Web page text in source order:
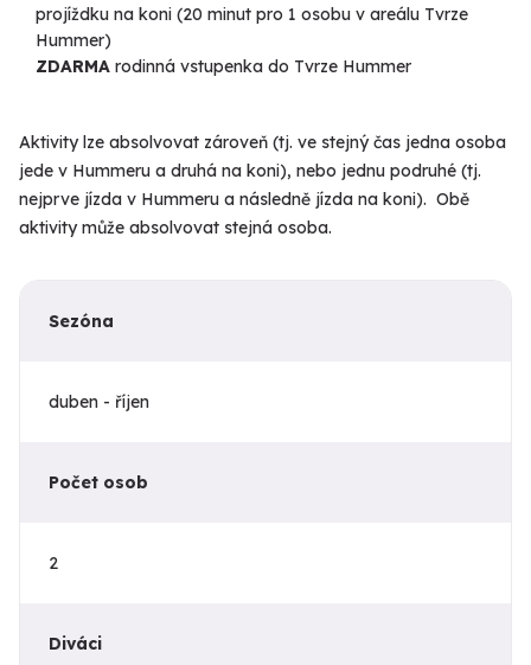
projíždku na koni (20 minut pro 1 osobu v areálu Tvrze
Hummer)
ZDARMA rodinná vstupenka do Tvrze Hummer
Aktivity lze absolvovat zároveň (tj. ve stejný čas jedna osoba
jede v Hummeru a druhá na koni), nebo jednu podruhé (tj.
nejprve jízda v Hummeru a následně jízda na koni). Obě
aktivity může absolvovat stejná osoba.
Sezóna
duben - říjen
Počet osob
2
Diváci